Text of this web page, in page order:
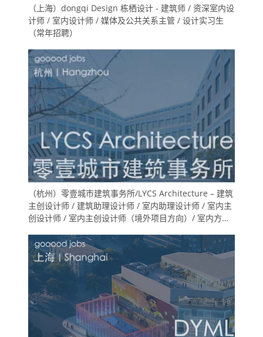
（上海）dongqi Design 栋栖设计 - 建筑师 / 资深室内设
计师 / 室内设计师 / 媒体及公共关系主管 / 设计实习生
（常年招聘）
（杭州）零壹城市建筑事务所/LYCS Architecture – 建筑
主创设计师 / 建筑助理设计师 / 室内助理设计师 / 室内主
创设计师 / 室内主创设计师（境外项目方向）/ 室内方案